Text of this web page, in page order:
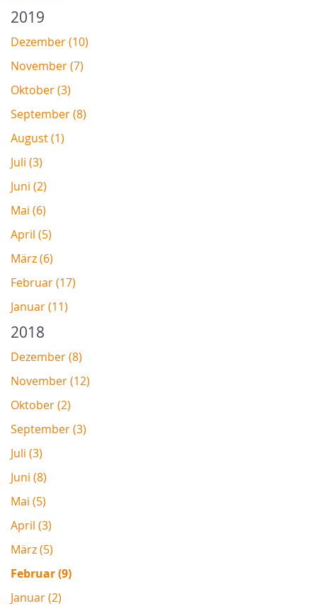
2019
Dezember (10)
November (7)
Oktober (3)
September (8)
August (1)
Juli (3)
Juni (2)
Mai (6)
April (5)
März (6)
Februar (17)
Januar (11)
2018
Dezember (8)
November (12)
Oktober (2)
September (3)
Juli (3)
Juni (8)
Mai (5)
April (3)
März (5)
Februar (9)
Januar (2)